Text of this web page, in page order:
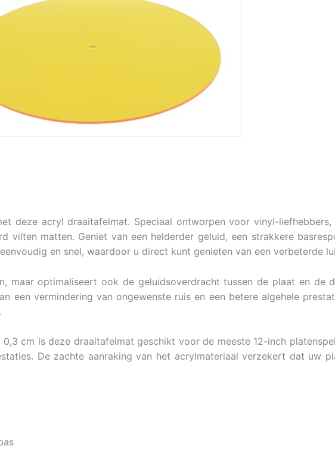
deze acryl draaitafelmat. Speciaal ontworpen voor vinyl-
vilten matten. Geniet van een helderder geluid, een strakkere
en snel, waardoor u direct kunt genieten van een verbeterde
maar optimaliseert ook de geluidsoverdracht tussen de plaat en de
een vermindering van ongewenste ruis en een betere algehele
cm is deze draaitafelmat geschikt voor de meeste 12-inch
De zachte aanraking van het acrylmateriaal verzekert dat uw